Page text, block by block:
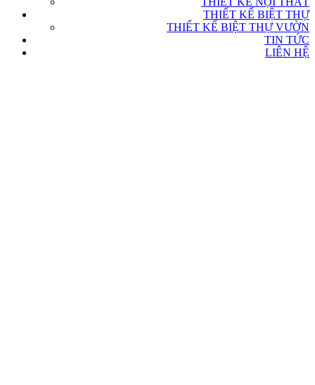
THIẾT KẾ BIỆT THỰ
THIẾT KẾ BIỆT THỰ VƯỜN
TIN TỨC
LIÊN HỆ